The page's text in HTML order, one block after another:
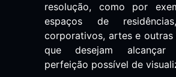
resolução, como por
espaços de
corporativos, artes e outras
que desejam
perfeição possível de